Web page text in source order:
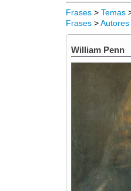
Frases > Temas
Frases >Autores
William Penn